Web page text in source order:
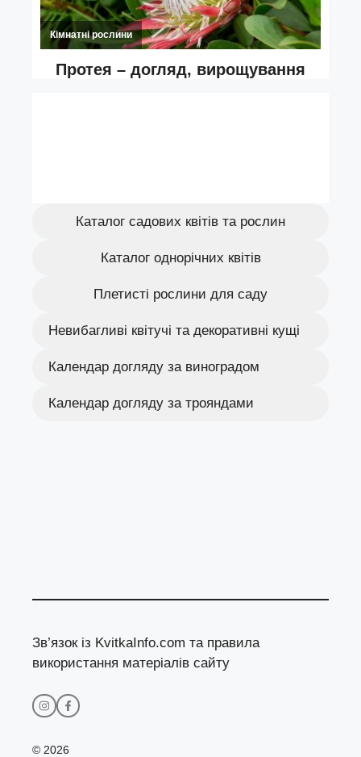
Каталог садових квітів та рослин
Каталог однорічних квітів
Плетисті рослини для саду
Невибагливі квітучі та декоративні кущі
Календар догляду за виноградом
Календар догляду за трояндами
Зв’язок із KvitkaInfo.com та правила
використання матеріалів сайту
© 2026